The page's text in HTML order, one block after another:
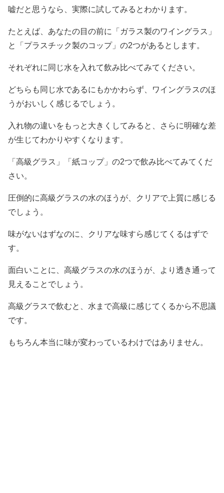
嘘だと思うなら、実際に試してみるとわかります。
たとえば、あなたの目の前に「ガラス製のワイングラス」
と「プラスチック製のコップ」の2つがあるとします。
それぞれに同じ水を入れて飲み比べてみてください。
どちらも同じ水であるにもかかわらず、ワイングラスのほ
うがおいしく感じるでしょう。
入れ物の違いをもっと大きくしてみると、さらに明確な差
が生じてわかりやすくなります。
「高級グラス」「紙コップ」の2つで飲み比べてみてくだ
さい。
圧倒的に高級グラスの水のほうが、クリアで上質に感じる
でしょう。
味がないはずなのに、クリアな味すら感じてくるはずで
す。
面白いことに、高級グラスの水のほうが、より透き通って
見えることでしょう。
高級グラスで飲むと、水まで高級に感じてくるから不思議
です。
もちろん本当に味が変わっているわけではありません。